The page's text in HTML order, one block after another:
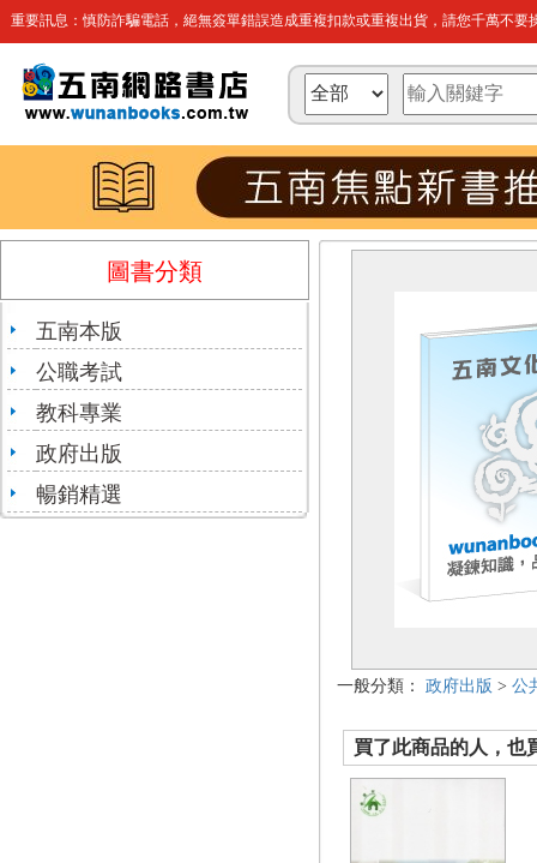
重要訊息：慎防詐騙電話，絕無簽單錯誤造成重複扣款或重複出貨，請您千萬不要
圖書分類
五南本版
公職考試
教科專業
政府出版
暢銷精選
一般分類： 政府出版 > 公
買了此商品的人，也